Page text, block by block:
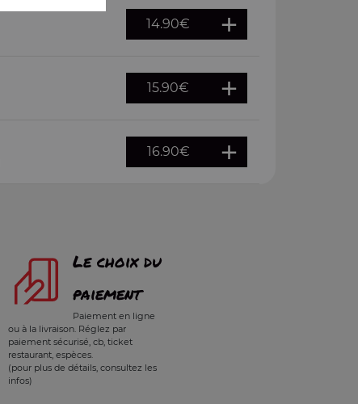
14.90€
15.90€
16.90€
Le choix du
paiement
Paiement en ligne
ou à la livraison. Réglez par
paiement sécurisé, cb, ticket
restaurant, espèces.
(pour plus de détails, consultez les
infos)